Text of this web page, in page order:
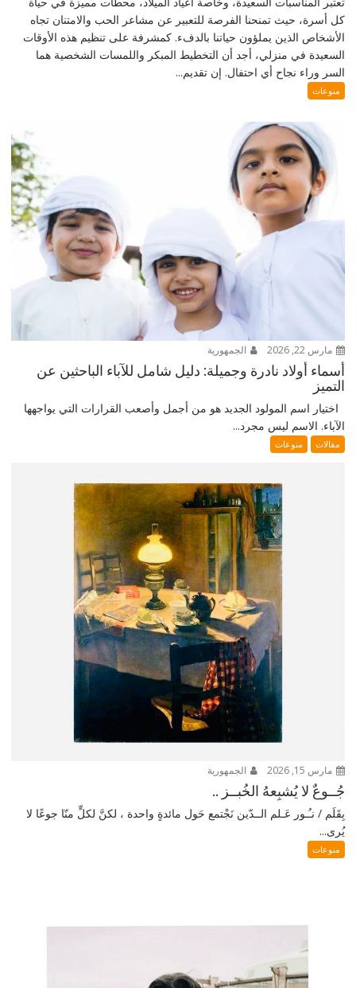
كل أسرة، حيث تمنحنا الفرصة للتعبير عن مشاعر الحب والامتنان تجاه
الأشخاص الذين يملؤون حياتنا بالدفء. كمشرفة على تنظيم هذه الأوقات
السعيدة في منزلي، أجد أن التخطيط المبكر واللمسات الشخصية هما
السر وراء نجاح أي احتفال. إن تقديم...
منوعات
مارس 22, 2026 الجمهورية
أسماء أولاد نادرة وجميلة: دليل شامل للآباء الباحثين عن
التميز
اختيار اسم المولود الجديد هو من أجمل وأصعب القرارات التي يواجهها
الآباء. الاسم ليس مجرد...
مقالات منوعات
مارس 15, 2026 الجمهورية
جُــوعٌ لا يُشبِعهُ الخُبــز ..
بِقَلَم / نـُـور عَـلم الــدّين نَجْتمع حَول مائدةٍ واحدة ، لكنَّ لكلٍّ منّا جوعًا لا
يُرى...
منوعات